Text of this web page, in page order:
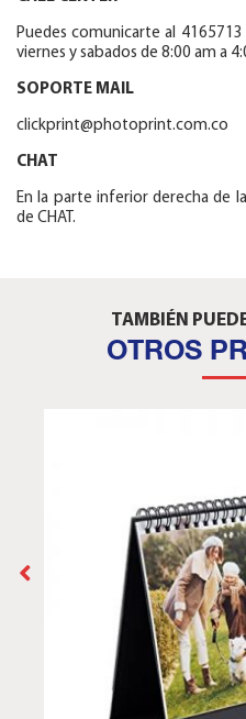
Puedes comunicarte al
viernes y sabados de 8:00 am a
SOPORTE MAIL
clickprint@photoprint.com.co
CHAT
En la parte inferior derecha de
de CHAT.
TAMBIÉN
OTROS